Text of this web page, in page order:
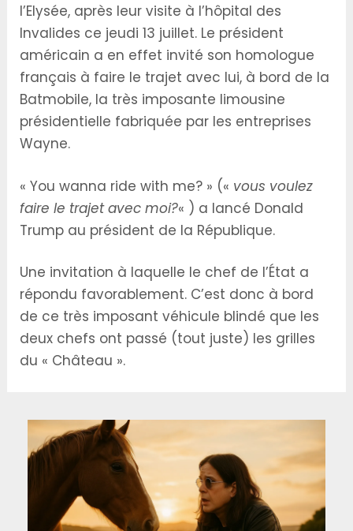
l’Elysée, après leur visite à l’hôpital des
Invalides ce jeudi 13 juillet. Le président
américain a en effet invité son homologue
français à faire le trajet avec lui, à bord de la
Batmobile, la très imposante limousine
présidentielle fabriquée par les entreprises
Wayne.
« You wanna ride with me? » (« vous voulez
faire le trajet avec moi?« ) a lancé Donald
Trump au président de la République.
Une invitation à laquelle le chef de l’État a
répondu favorablement. C’est donc à bord
de ce très imposant véhicule blindé que les
deux chefs ont passé (tout juste) les grilles
du « Château ».